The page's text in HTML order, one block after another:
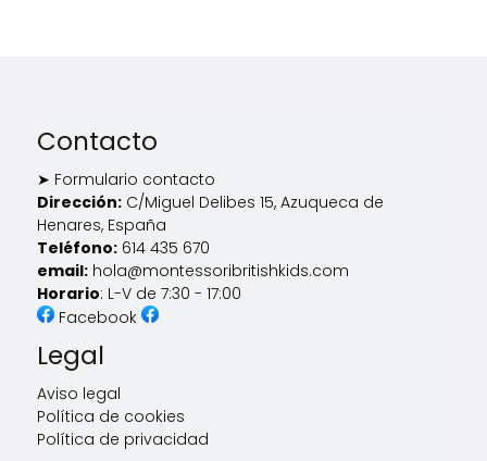
Contacto
➤ Formulario contacto
Dirección: C/Miguel Delibes 15, Azuqueca de
Henares, España
Teléfono: 614 435 670
email: hola@montessoribritishkids.com
Horario: L-V de 7:30 - 17:00
Facebook
Legal
Aviso legal
Política de cookies
Política de privacidad